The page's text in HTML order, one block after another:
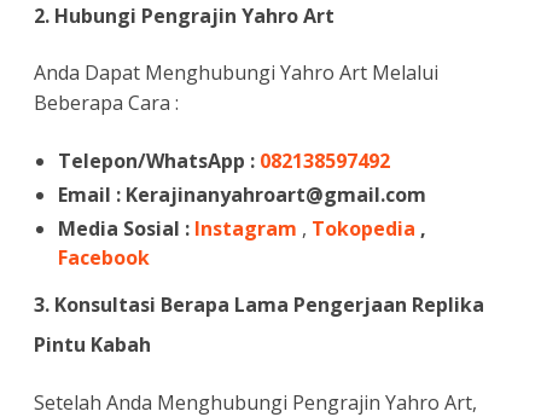
2. Hubungi Pengrajin Yahro Art
Anda Dapat Menghubungi Yahro Art Melalui
Beberapa Cara :
Telepon/WhatsApp : 082138597492
Email : Kerajinanyahroart@gmail.com
Media Sosial : Instagram , Tokopedia ,
Facebook
3. Konsultasi Berapa Lama Pengerjaan Replika
Pintu Kabah
Setelah Anda Menghubungi Pengrajin Yahro Art,